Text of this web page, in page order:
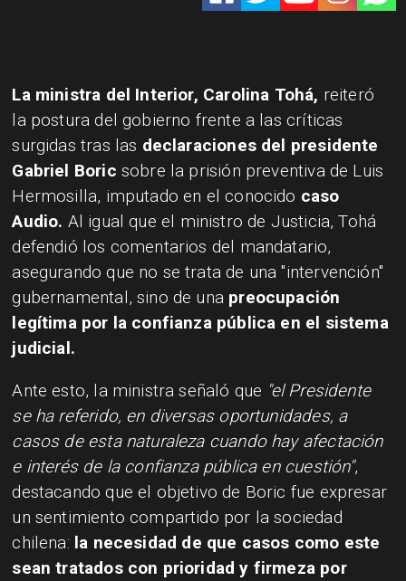
La ministra del Interior, Carolina Tohá, reiteró
la postura del gobierno frente a las críticas
surgidas tras las declaraciones del presidente
Gabriel Boric sobre la prisión preventiva de Luis
Hermosilla, imputado en el conocido caso
Audio. Al igual que el ministro de Justicia, Tohá
defendió los comentarios del mandatario,
asegurando que no se trata de una "intervención"
gubernamental, sino de una preocupación
legítima por la confianza pública en el sistema
judicial.
Ante esto, la ministra señaló que "el Presidente
se ha referido, en diversas oportunidades, a
casos de esta naturaleza cuando hay afectación
e interés de la confianza pública en cuestión",
destacando que el objetivo de Boric fue expresar
un sentimiento compartido por la sociedad
chilena: la necesidad de que casos como este
sean tratados con prioridad y firmeza por